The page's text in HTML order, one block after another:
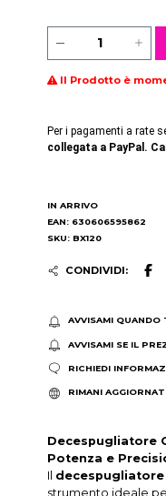
Il Prodotto è
Per i pagamenti a rate
collegata a PayPal.
IN ARRIVO
EAN: 630606595862
SKU: BX120
CONDIVIDI:
AVVISAMI QUANDO
AVVISAMI SE IL
RICHIEDI
RIMANI
Decespugliatore
Potenza e
Il decespugliatore
strumento ideale